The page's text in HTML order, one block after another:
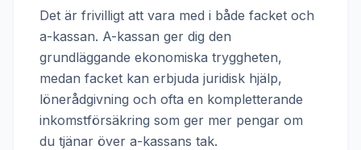
Det är frivilligt att vara med i både facket och
a-kassan. A-kassan ger dig den
grundläggande ekonomiska tryggheten,
medan facket kan erbjuda juridisk hjälp,
lönerådgivning och ofta en kompletterande
inkomstförsäkring som ger mer pengar om
du tjänar över a-kassans tak.